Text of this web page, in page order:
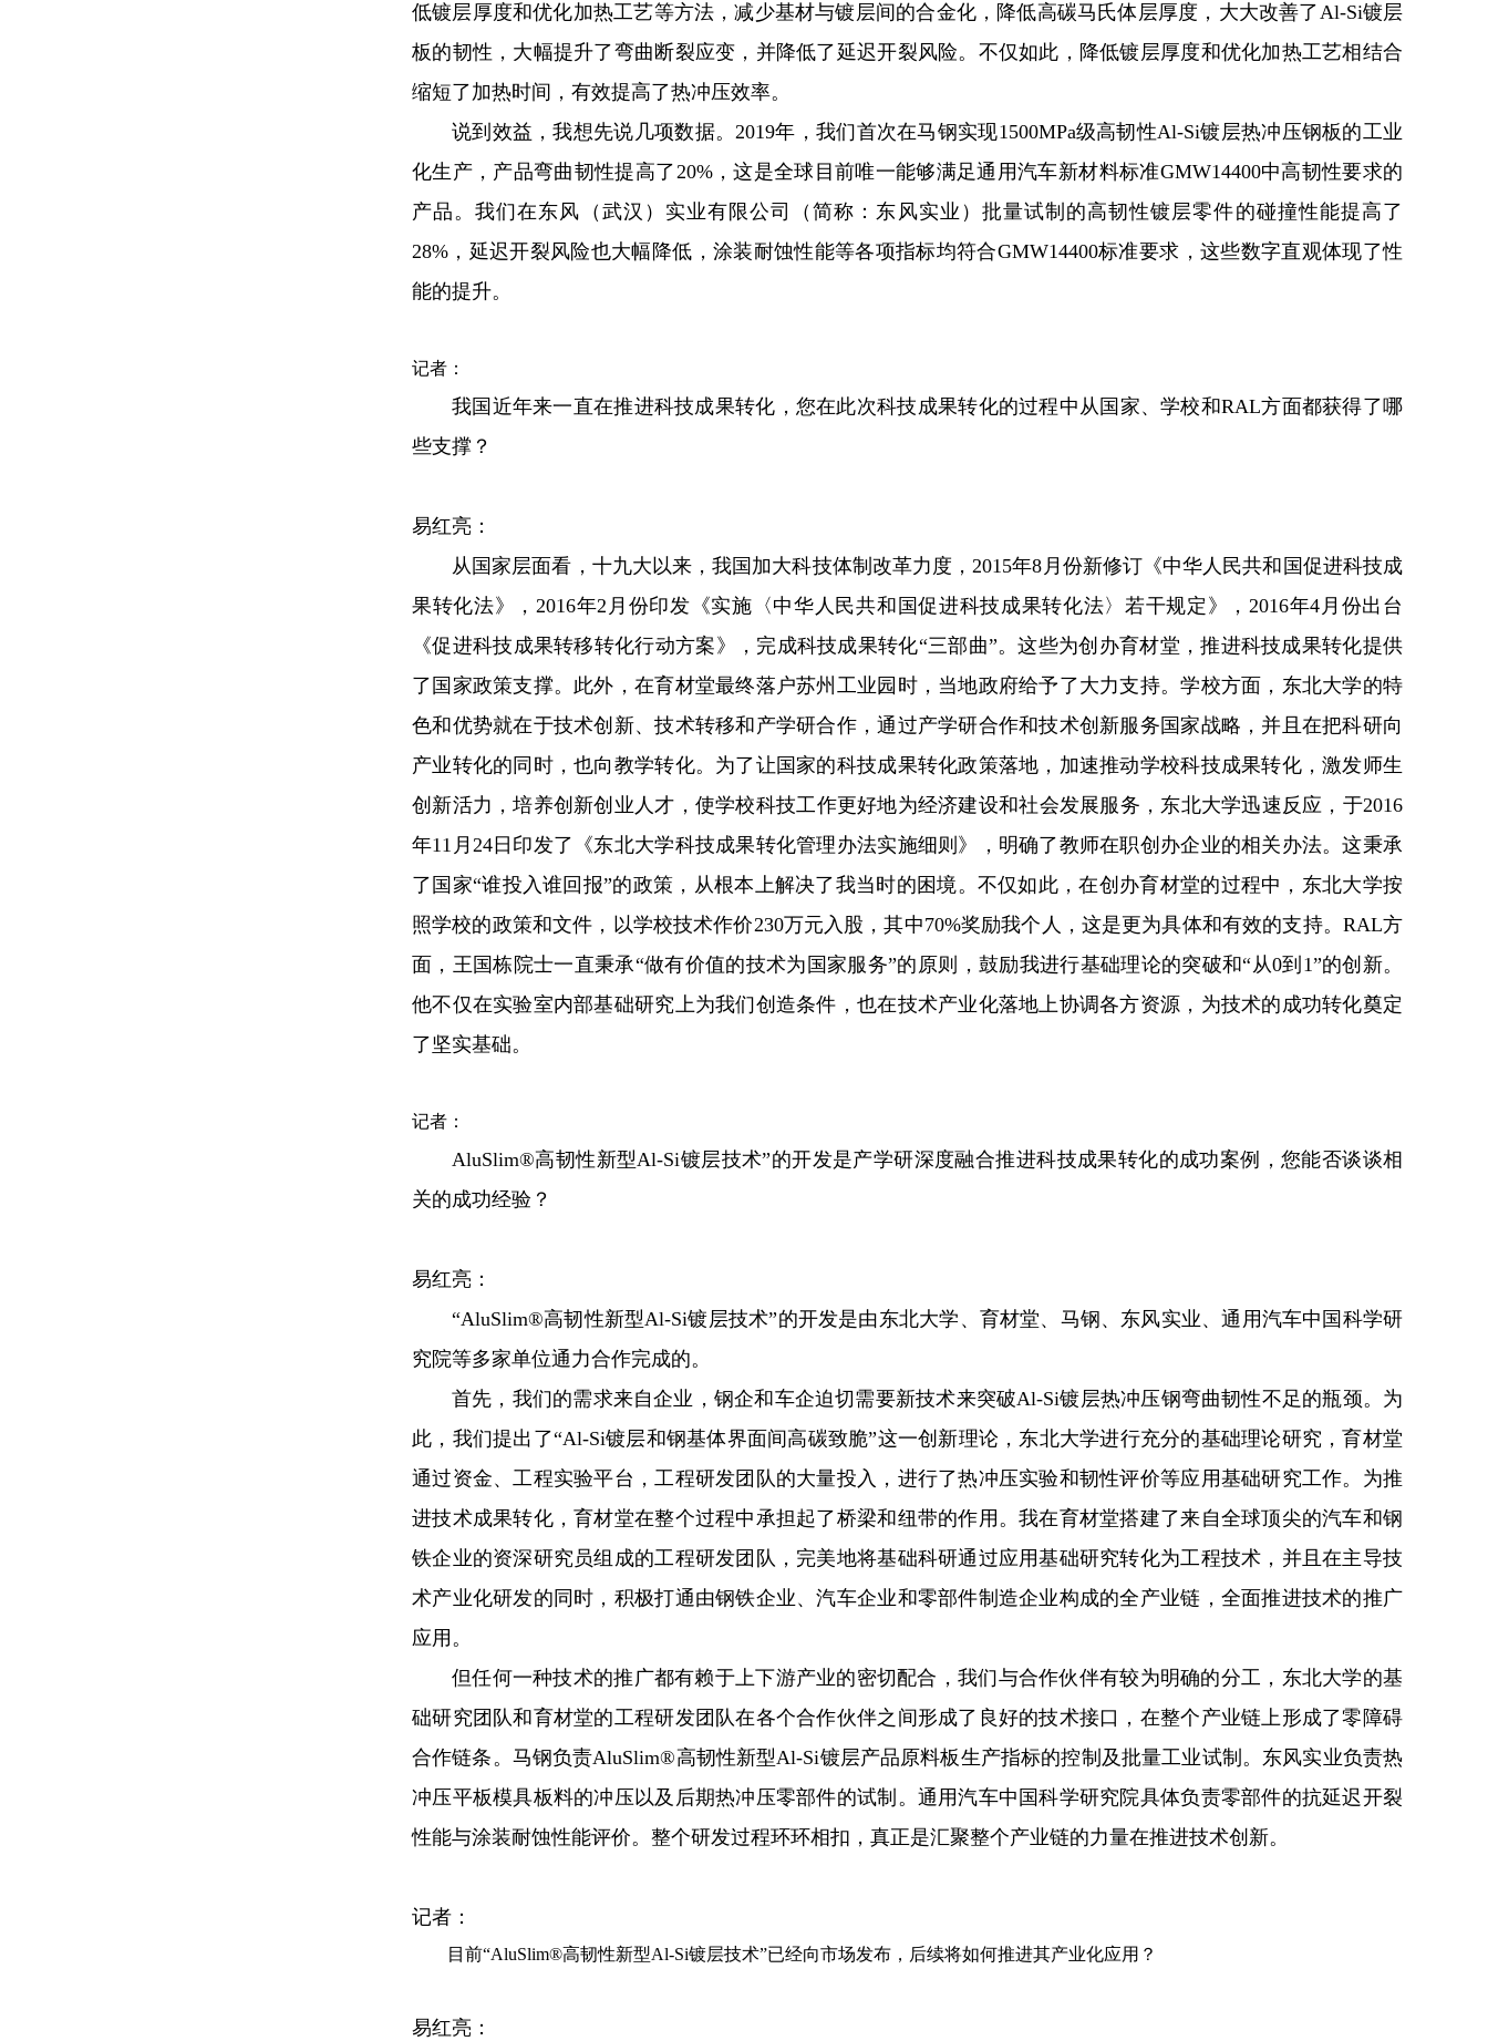
低镀层厚度和优化加热工艺等方法，减少基材与镀层间的合金化，降低高碳马氏体层厚度，大大改善了Al-Si镀层
板的韧性，大幅提升了弯曲断裂应变，并降低了延迟开裂风险。不仅如此，降低镀层厚度和优化加热工艺相结合
缩短了加热时间，有效提高了热冲压效率。
说到效益，我想先说几项数据。2019年，我们首次在马钢实现1500MPa级高韧性Al-Si镀层热冲压钢板的工业
化生产，产品弯曲韧性提高了20%，这是全球目前唯一能够满足通用汽车新材料标准GMW14400中高韧性要求的
产品。我们在东风（武汉）实业有限公司（简称：东风实业）批量试制的高韧性镀层零件的碰撞性能提高了
28%，延迟开裂风险也大幅降低，涂装耐蚀性能等各项指标均符合GMW14400标准要求，这些数字直观体现了性
能的提升。
记者：
我国近年来一直在推进科技成果转化，您在此次科技成果转化的过程中从国家、学校和RAL方面都获得了哪
些支撑？
易红亮：
从国家层面看，十九大以来，我国加大科技体制改革力度，2015年8月份新修订《中华人民共和国促进科技成
果转化法》，2016年2月份印发《实施〈中华人民共和国促进科技成果转化法〉若干规定》，2016年4月份出台
《促进科技成果转移转化行动方案》，完成科技成果转化“三部曲”。这些为创办育材堂，推进科技成果转化提供
了国家政策支撑。此外，在育材堂最终落户苏州工业园时，当地政府给予了大力支持。学校方面，东北大学的特
色和优势就在于技术创新、技术转移和产学研合作，通过产学研合作和技术创新服务国家战略，并且在把科研向
产业转化的同时，也向教学转化。为了让国家的科技成果转化政策落地，加速推动学校科技成果转化，激发师生
创新活力，培养创新创业人才，使学校科技工作更好地为经济建设和社会发展服务，东北大学迅速反应，于2016
年11月24日印发了《东北大学科技成果转化管理办法实施细则》，明确了教师在职创办企业的相关办法。这秉承
了国家“谁投入谁回报”的政策，从根本上解决了我当时的困境。不仅如此，在创办育材堂的过程中，东北大学按
照学校的政策和文件，以学校技术作价230万元入股，其中70%奖励我个人，这是更为具体和有效的支持。RAL方
面，王国栋院士一直秉承“做有价值的技术为国家服务”的原则，鼓励我进行基础理论的突破和“从0到1”的创新。
他不仅在实验室内部基础研究上为我们创造条件，也在技术产业化落地上协调各方资源，为技术的成功转化奠定
了坚实基础。
记者 ：
AluSlim®高韧性新型Al-Si镀层技术”的开发是产学研深度融合推进科技成果转化的成功案例，您能否谈谈相
关的成功经验？
易红亮：
“AluSlim®高韧性新型Al-Si镀层技术”的开发是由东北大学、育材堂、马钢、东风实业、通用汽车中国科学研
究院等多家单位通力合作完成的。
首先，我们的需求来自企业，钢企和车企迫切需要新技术来突破Al-Si镀层热冲压钢弯曲韧性不足的瓶颈。为
此，我们提出了“Al-Si镀层和钢基体界面间高碳致脆”这一创新理论，东北大学进行充分的基础理论研究，育材堂
通过资金、工程实验平台，工程研发团队的大量投入，进行了热冲压实验和韧性评价等应用基础研究工作。为推
进技术成果转化，育材堂在整个过程中承担起了桥梁和纽带的作用。我在育材堂搭建了来自全球顶尖的汽车和钢
铁企业的资深研究员组成的工程研发团队，完美地将基础科研通过应用基础研究转化为工程技术，并且在主导技
术产业化研发的同时，积极打通由钢铁企业、汽车企业和零部件制造企业构成的全产业链，全面推进技术的推广
应用。
但任何一种技术的推广都有赖于上下游产业的密切配合，我们与合作伙伴有较为明确的分工，东北大学的基
础研究团队和育材堂的工程研发团队在各个合作伙伴之间形成了良好的技术接口，在整个产业链上形成了零障碍
合作链条。马钢负责AluSlim®高韧性新型Al-Si镀层产品原料板生产指标的控制及批量工业试制。东风实业负责热
冲压平板模具板料的冲压以及后期热冲压零部件的试制。通用汽车中国科学研究院具体负责零部件的抗延迟开裂
性能与涂装耐蚀性能评价。整个研发过程环环相扣，真正是汇聚整个产业链的力量在推进技术创新。
记者：
目前“AluSlim®高韧性新型Al-Si镀层技术”已经向市场发布，后续将如何推进其产业化应用？
易红亮：